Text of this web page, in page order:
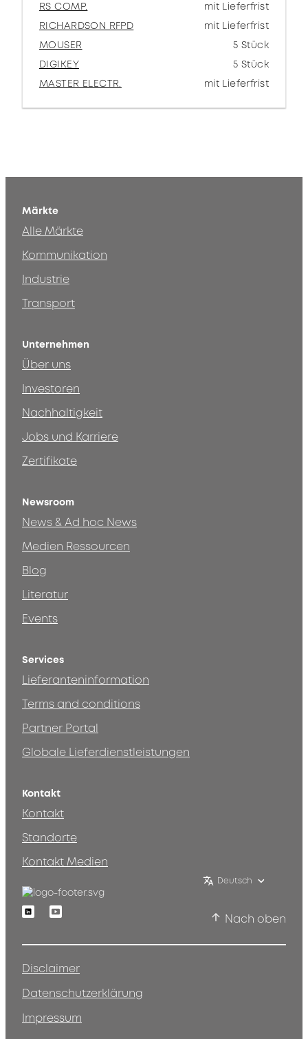
RS COMP.
mit Lieferfrist
RICHARDSON RFPD
mit Lieferfrist
MOUSER
5 Stück
DIGIKEY
5 Stück
MASTER ELECTR.
mit Lieferfrist
Märkte
Alle Märkte
Kommunikation
Industrie
Transport
Unternehmen
Über uns
Investoren
Nachhaltigkeit
Jobs und Karriere
Zertifikate
Newsroom
News & Ad hoc News
Medien Ressourcen
Blog
Literatur
Events
Services
Lieferanteninformation
Terms and conditions
Partner Portal
Globale Lieferdienstleistungen
Kontakt
Kontakt
Standorte
Kontakt Medien
Deutsch
LinkedinYoutube
Nach oben
Disclaimer
Datenschutzerklärung
Impressum